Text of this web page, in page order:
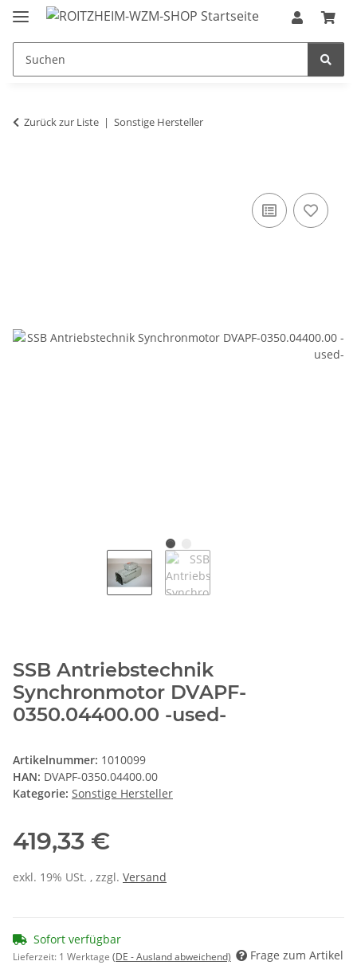
Zurück zur Liste Sonstige Hersteller
SSB Antriebstechnik
Synchronmotor DVAPF-
0350.04400.00 -used-
Artikelnummer: 1010099
HAN: DVAPF-0350.04400.00
Kategorie: Sonstige Hersteller
419,33 €
exkl. 19% USt. , zzgl. Versand
Sofort verfügbar
Lieferzeit: 1 Werktage (DE - Ausland abweichend) Frage zum Artikel